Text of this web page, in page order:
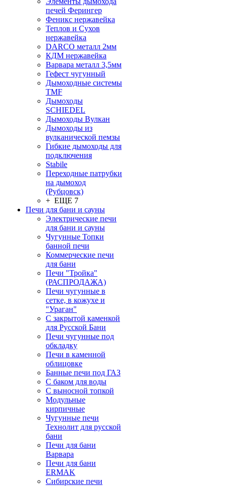
печей Ферингер
Феникс нержавейка
Теплов и Сухов
нержавейка
DARCO металл 2мм
КДМ нержавейка
Варвара металл 3,5мм
Гефест чугунный
Дымоходные системы
TMF
Дымоходы
SCHIEDEL
Дымоходы Вулкан
Дымоходы из
вулканической пемзы
Гибкие дымоходы для
подключения
Stabile
Переходные патрубки
на дымоход
(Рубцовск)
+ ЕЩЕ 7
Печи для бани и сауны
Электрические печи
для бани и сауны
Чугунные Топки
банной печи
Коммерческие печи
для бани
Печи "Тройка"
(РАСПРОДАЖА)
Печи чугунные в
сетке, в кожухе и
"Ураган"
С закрытой каменкой
для Русской Бани
Печи чугунные под
обкладку
Печи в каменной
облицовке
Банные печи под ГАЗ
С баком для воды
С выносной топкой
Модульные
кирпичные
Чугунные печи
Технолит для русской
бани
Печи для бани
Варвара
Печи для бани
ERMAK
Сибирские печи